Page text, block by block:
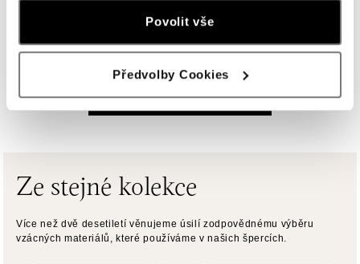
Povolit vše
Předvolby Cookies
Rudná 3114/114, 700 30 Ostrava-Zábřeh
tel.: +420605174749
HALADA OC Eurovea, Bratislava
HALADA OC Avion, Bratislava
Ivanská cesta 16, 821 04 Bratislava
tel.: +421 917 090 372
ZOBRAZIT VŠECHNY BUTIKY
Ze stejné kolekce
Více než dvě desetiletí věnujeme úsilí zodpovědnému výběru
vzácných materiálů, které používáme v našich špercích.